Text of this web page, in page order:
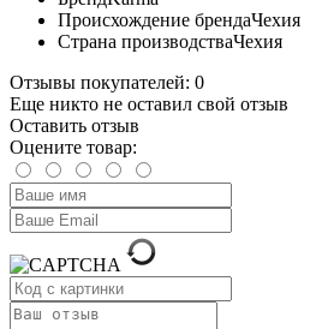
Происхождение брендаЧехия
Страна производстваЧехия
Отзывы покупателей: 0
Еще никто не оставил свой отзыв
Оставить отзыв
Оцените товар: